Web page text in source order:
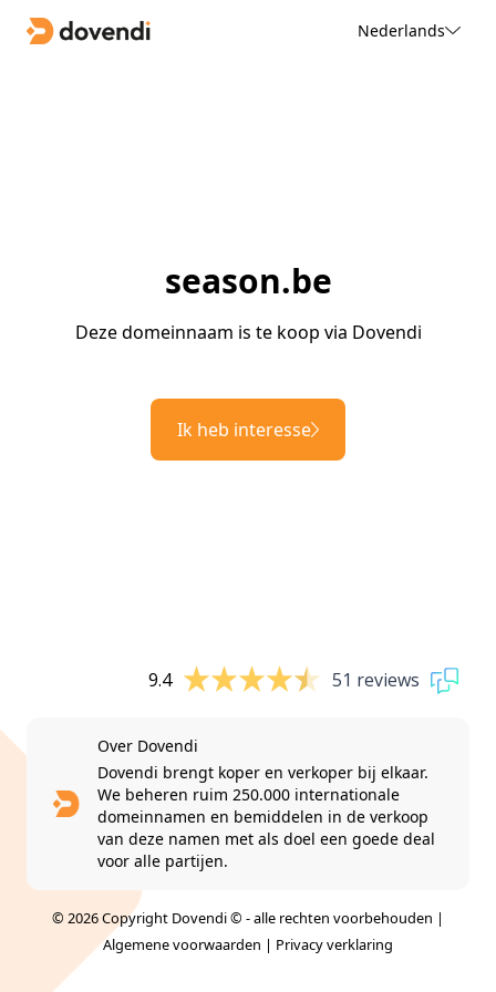
Nederlands
season.be
Deze domeinnaam is te koop via Dovendi
Ik heb interesse
9.4 51 reviews
Over Dovendi
Dovendi brengt koper en verkoper bij elkaar.
We beheren ruim 250.000 internationale
domeinnamen en bemiddelen in de verkoop
van deze namen met als doel een goede deal
voor alle partijen.
© 2026 Copyright Dovendi © - alle rechten voorbehouden |
Algemene voorwaarden | Privacy verklaring